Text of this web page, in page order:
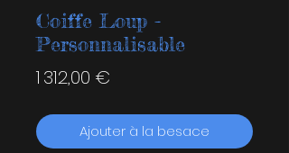
Coiffe Loup -
Personnalisable
1 312,00 €
Ajouter à la besace